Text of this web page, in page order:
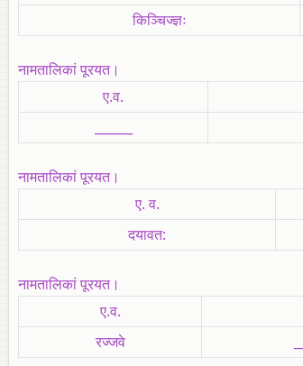
किञ्चिज्ज्ञः
नामतालिकां पूरयत।
ए.व.
नामतालिकां पूरयत।
ए. व.
दयावत:
नामतालिकां पूरयत।
ए.व.
रज्जवे